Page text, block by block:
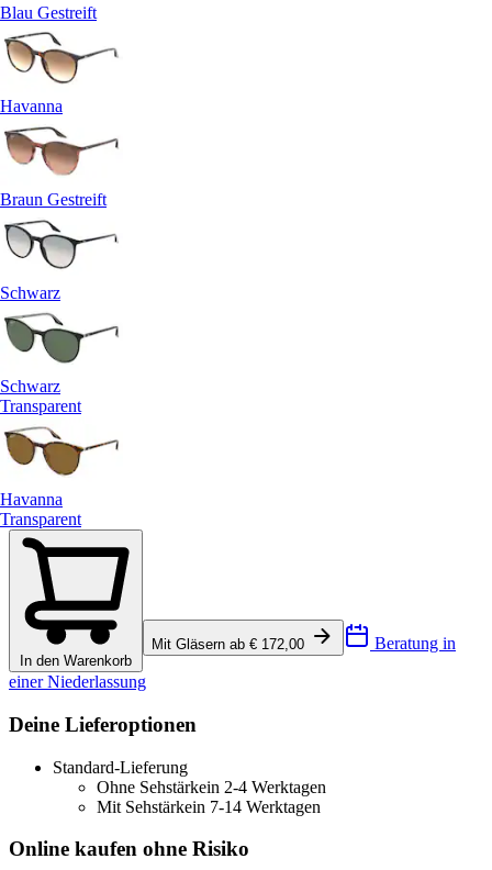
Blau Gestreift
Havanna
Braun Gestreift
Schwarz
Schwarz
Transparent
Havanna
Transparent
In den Warenkorb
Mit Gläsern ab € 172,00 Beratung in
einer Niederlassung
Deine Lieferoptionen
Standard-Lieferung
Ohne Sehstärkein 2-4 Werktagen
Mit Sehstärkein 7-14 Werktagen
Online kaufen ohne Risiko